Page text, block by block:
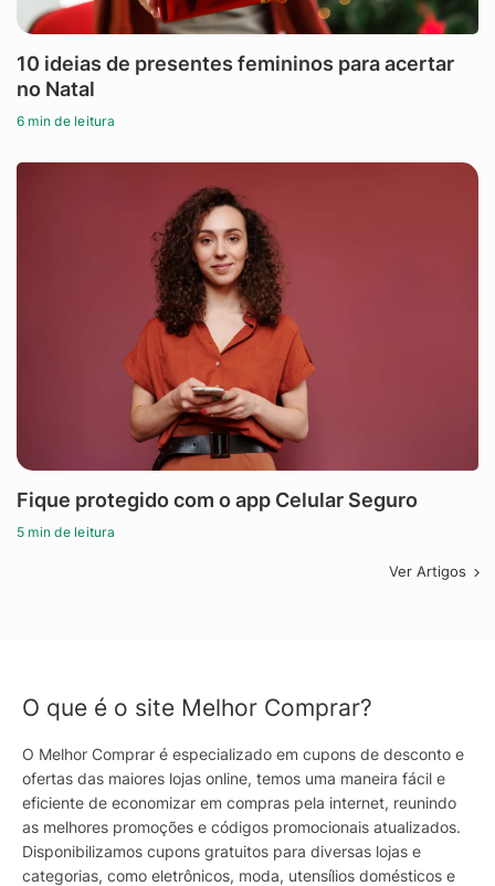
10 ideias de presentes femininos para acertar
no Natal
6 min de leitura
Fique protegido com o app Celular Seguro
5 min de leitura
Ver Artigos
O que é o site Melhor Comprar?
O Melhor Comprar é especializado em cupons de desconto e
ofertas das maiores lojas online, temos uma maneira fácil e
eficiente de economizar em compras pela internet, reunindo
as melhores promoções e códigos promocionais atualizados.
Disponibilizamos cupons gratuitos para diversas lojas e
categorias, como eletrônicos, moda, utensílios domésticos e